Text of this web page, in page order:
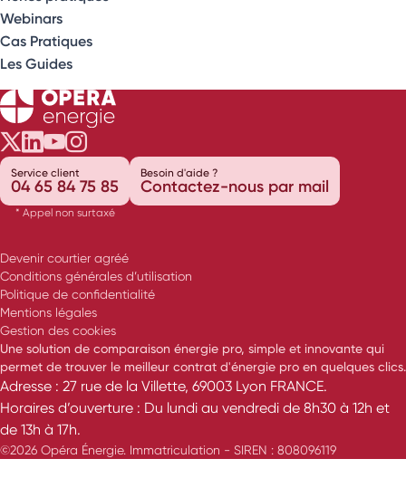
Webinars
Cas Pratiques
Les Guides
Opéra Énergie sur Twitter
Opéra Énergie sur LinkedIn
Opéra Énergie sur Youtube
Opéra Énergie sur Instagram
Service client
04 65 84 75 85
* Appel non surtaxé
Besoin d'aide ?
Contactez-nous par mail
Devenir courtier agréé
Conditions générales d’utilisation
Politique de confidentialité
Mentions légales
Gestion des cookies
Une solution de comparaison énergie pro, simple et innovante qui
permet de trouver le meilleur contrat d'énergie pro en quelques clics.
Adresse : 27 rue de la Villette, 69003 Lyon FRANCE.
Horaires d’ouverture : Du lundi au vendredi de 8h30 à 12h et
de 13h à 17h.
©2026 Opéra Énergie. Immatriculation - SIREN : 808096119